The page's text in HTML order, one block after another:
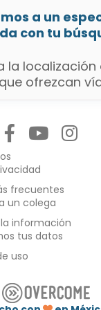
a un
con tu
la localización
ofrezcan
frecuentes
un colega
información
tus datos
uso